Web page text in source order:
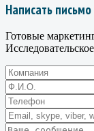
Написать письмо
Готовые